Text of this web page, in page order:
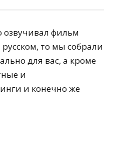
озвучивал фильм
то мы собрали
для вас, а кроме
и
и конечно же